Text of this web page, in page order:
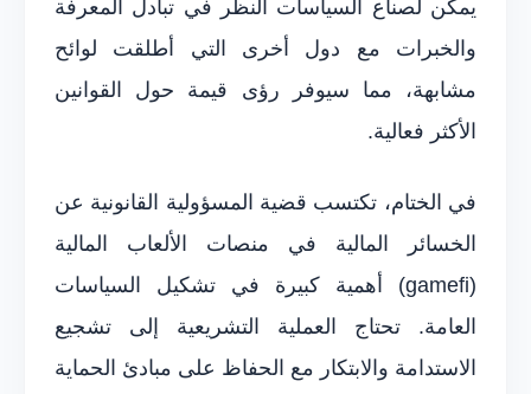
يمكن لصناع السياسات النظر في تبادل المعرفة
والخبرات مع دول أخرى التي أطلقت لوائح
مشابهة، مما سيوفر رؤى قيمة حول القوانين
الأكثر فعالية.
في الختام، تكتسب قضية المسؤولية القانونية عن
الخسائر المالية في منصات الألعاب المالية
(gamefi) أهمية كبيرة في تشكيل السياسات
العامة. تحتاج العملية التشريعية إلى تشجيع
الاستدامة والابتكار مع الحفاظ على مبادئ الحماية